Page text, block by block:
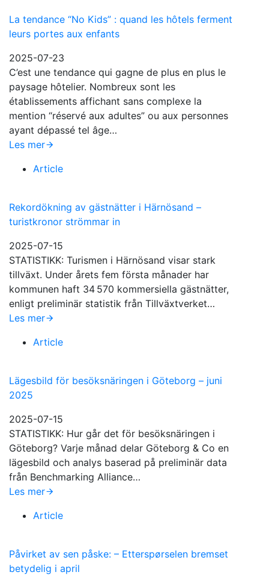
La tendance “No Kids” : quand les hôtels ferment
leurs portes aux enfants
2025-07-23
C’est une tendance qui gagne de plus en plus le
paysage hôtelier. Nombreux sont les
établissements affichant sans complexe la
mention “réservé aux adultes” ou aux personnes
ayant dépassé tel âge…
Les mer
Article
Rekordökning av gästnätter i Härnösand –
turistkronor strömmar in
2025-07-15
STATISTIKK: Turismen i Härnösand visar stark
tillväxt. Under årets fem första månader har
kommunen haft 34 570 kommersiella gästnätter,
enligt preliminär statistik från Tillväxtverket…
Les mer
Article
Lägesbild för besöksnäringen i Göteborg – juni
2025
2025-07-15
STATISTIKK: Hur går det för besöksnäringen i
Göteborg? Varje månad delar Göteborg & Co en
lägesbild och analys baserad på preliminär data
från Benchmarking Alliance…
Les mer
Article
Påvirket av sen påske: – Etterspørselen bremset
betydelig i april